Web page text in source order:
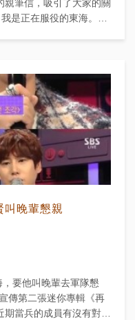
親筆信，吸引了大家的關
是正在服役的東海。一
晚輩懇親
要他叫晚輩去軍隊懇
傳第二張迷你專輯《再
當兵的成員有沒有對他